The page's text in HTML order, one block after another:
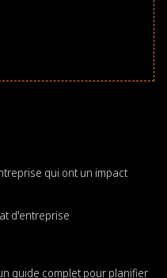
qui ont un impact
d'entreprise
guide complet pour planifier